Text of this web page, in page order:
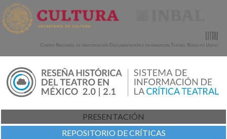
PRESENTACIÓN
REPOSITORIO DE CRÍTICAS